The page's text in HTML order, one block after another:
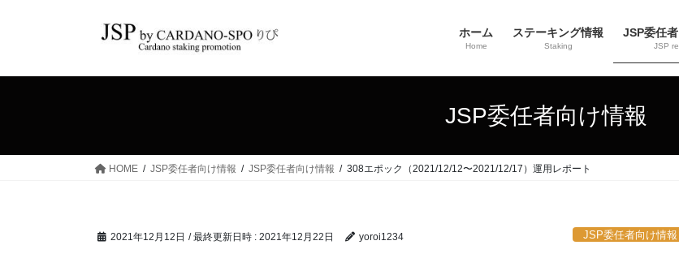
ホーム
Home
ステーキング情報
Staking
JSP委任
JSP
JSP委任者向け情報
HOME JSP委任者向け情報 JSP委任者向け情報 308エポック（2021/12/12〜2021/12/17）運用レポート
2021年12月12日 / 最終更新日時 : 2021年12月22日 yoroi1234 JSP委任者向け情報